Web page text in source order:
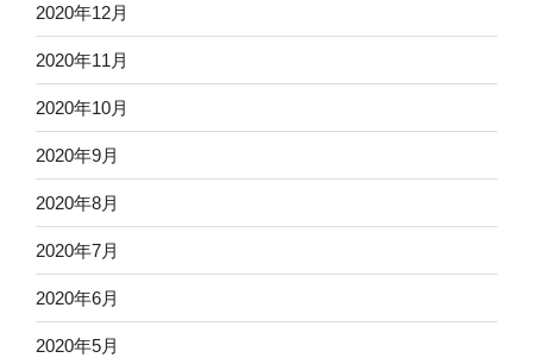
2020年12月
2020年11月
2020年10月
2020年9月
2020年8月
2020年7月
2020年6月
2020年5月